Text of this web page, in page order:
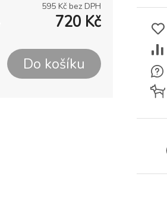
595 Kč bez DPH
720 Kč
Do košíku